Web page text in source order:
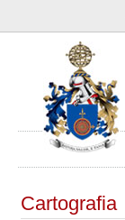
Cartografia